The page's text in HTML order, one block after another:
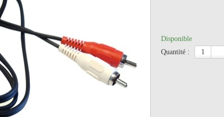
Disponible
quantité :